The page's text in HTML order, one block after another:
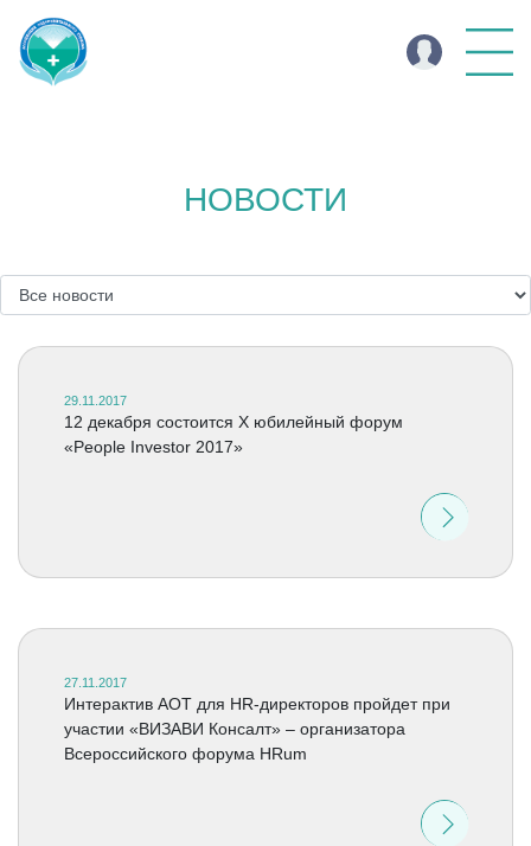
НОВОСТИ
29.11.2017
12 декабря состоится X юбилейный форум
«People Investor 2017»
27.11.2017
Интерактив АОТ для HR-директоров пройдет при
участии «ВИЗАВИ Консалт» – организатора
Всероссийского форума HRum